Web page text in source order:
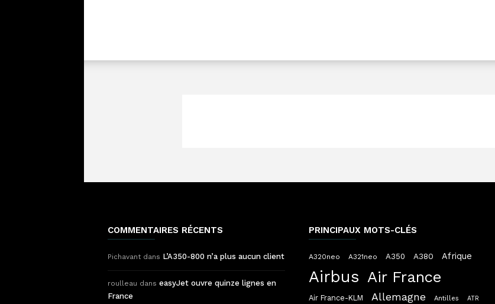
COMMENTAIRES RÉCENTS
Pichavant dans L’A350-800 n’a plus aucun client
roulleau dans easyJet ouvre quinze lignes en
France
PRINCIPAUX MOTS-CLÉS
A320neo A321neo A350 A380 Afrique
Airbus Air France
Air France-KLM Allemagne Antilles ATR